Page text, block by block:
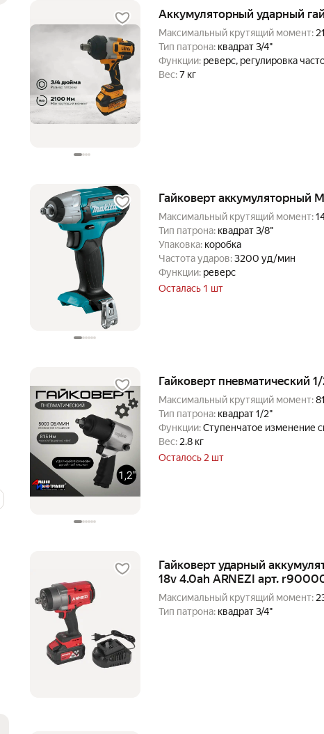
Аккумуляторный ударный
Максимальный крутящий момент:
Тип патрона: квадрат 3/4"
Функции: реверс, регулировка
Вес:7 кг
Гайковерт аккумуляторный
Максимальный крутящий момент:
Тип патрона: квадрат 3/8"
Упаковка: коробка
Частота ударов:3200 уд/мин
Функции: реверс
Осталась 1 шт
Гайковерт пневматический
Максимальный крутящий момент:
Тип патрона: квадрат 1/2"
Функции:Ступенчатое изменение
Вес:2.8 кг
Осталось 2 шт
Гайковерт ударный
18v 4.0ah ARNEZI арт.
Максимальный крутящий момент:
Тип патрона: квадрат 3/4"